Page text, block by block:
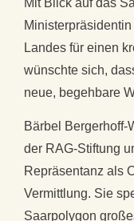
Landes für einen
wünschte sich,
neue, begehbare
Bärbel Bergerhoff-
der RAG-Stiftung
Repräsentanz als
Vermittlung. Sie
Saarpolygon